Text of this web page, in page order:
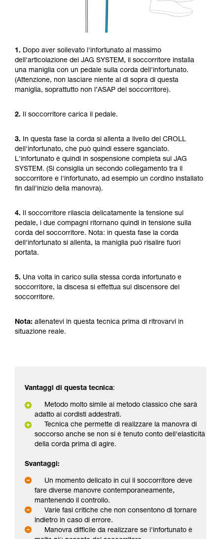
1. Dopo aver sollevato l'infortunato al massimo
dell'articolazione del JAG SYSTEM, il soccorritore installa
una maniglia con un pedale sulla corda dell'infortunato.
(Attenzione, non lasciare niente al di sopra di questa
maniglia, soprattutto non l’ASAP del soccorritore).
2. Il soccorritore carica il pedale.
3. In questa fase la corda si allenta a livello del CROLL
dell'infortunato, che può quindi essere sganciato.
L'infortunato è quindi in sospensione completa sul JAG
SYSTEM. (Si consiglia un secondo collegamento tra il
soccorritore e l'infortunato, ad esempio un cordino installato
fin dall'inizio della manovra).
4. Il soccorritore rilascia delicatamente la tensione sul
pedale, i due compagni ritornano quindi in tensione sulla
corda del soccorritore. Nota: in questa fase la corda
dell'infortunato si allenta, la maniglia può risalire fuori
portata.
5. Una volta in carico sulla stessa corda infortunato e
soccorritore, la discesa si effettua sul discensore del
soccorritore.
Nota: allenatevi in questa tecnica prima di ritrovarvi in
situazione reale.
Vantaggi di questa tecnica:
Metodo molto simile al metodo classico che sarà
adatto ai cordisti addestrati.
Tecnica che permette di realizzare la manovra di
soccorso anche se non si è tenuto conto dell'elasticità
della corda prima di agire.
Svantaggi:
Un momento delicato in cui il soccorritore deve
fare diverse manovre contemporaneamente,
mantenendo il controllo.
Varie fasi critiche che non consentono di tornare
indietro in caso di errore.
Manovra difficile da realizzare se l'infortunato è